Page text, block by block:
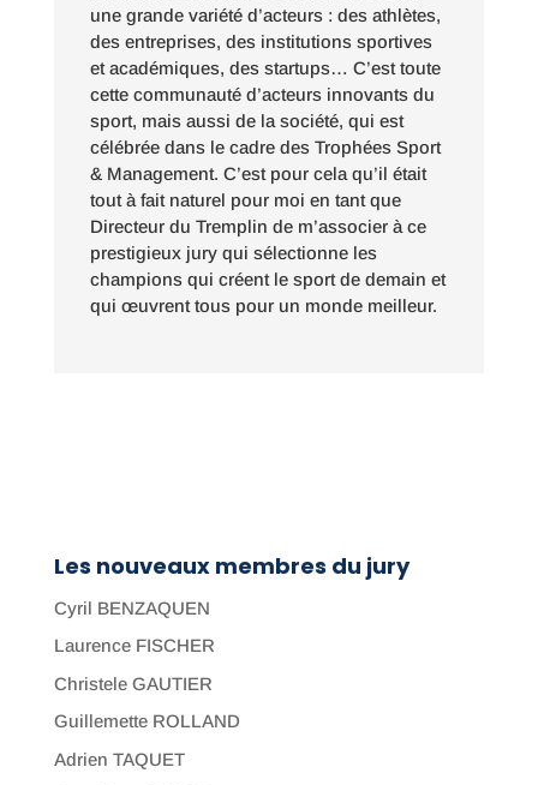
une grande variété d’acteurs : des athlètes,
des entreprises, des institutions sportives
et académiques, des startups… C’est toute
cette communauté d’acteurs innovants du
sport, mais aussi de la société, qui est
célébrée dans le cadre des Trophées Sport
& Management. C’est pour cela qu’il était
tout à fait naturel pour moi en tant que
Directeur du Tremplin de m’associer à ce
prestigieux jury qui sélectionne les
champions qui créent le sport de demain et
qui œuvrent tous pour un monde meilleur.
Les nouveaux membres du jury
Cyril BENZAQUEN
Laurence FISCHER
Christele GAUTIER
Guillemette ROLLAND
Adrien TAQUET